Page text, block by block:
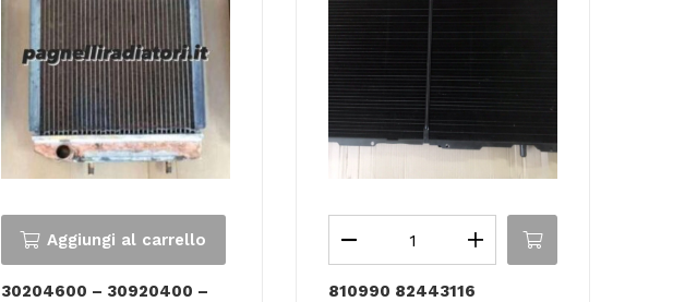
Aggiungi al carrello
30204600 – 30920400 –
810990 82443116